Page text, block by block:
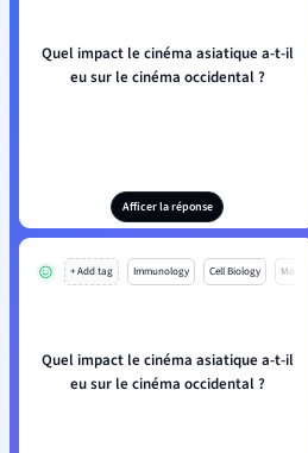
Quel impact le cinéma asiatique a-t-il
eu sur le cinéma occidental ?
Afficer la réponse
+ Add tag Immunology Cell Biology Mo
Quel impact le cinéma asiatique a-t-il
eu sur le cinéma occidental ?